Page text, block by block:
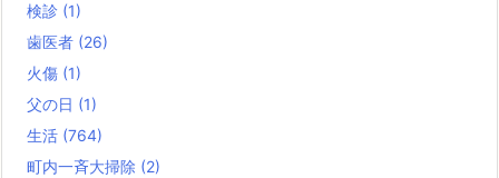
検診 (1)
歯医者 (26)
火傷 (1)
父の日 (1)
生活 (764)
町内一斉大掃除 (2)